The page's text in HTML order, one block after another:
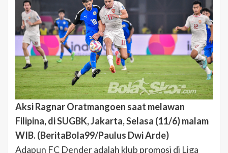
Aksi Ragnar Oratmangoen saat melawan
Filipina, di SUGBK, Jakarta, Selasa (11/6) malam
WIB. (BeritaBola99/Paulus Dwi Arde)
Adapun FC Dender adalah klub promosi di Liga